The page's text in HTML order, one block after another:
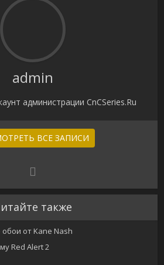
admin
администрации CnCSeries.Ru
ВСЕ ЗАПИСИ
также
от Kane Nash
Red Alert 2